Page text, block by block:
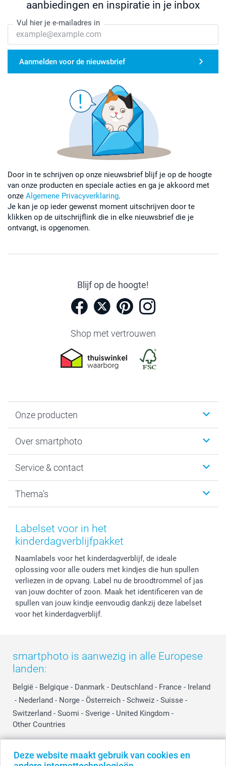
Deze website maakt gebruik van cookies en
stoom
Plaats het label met de tekst naar boven
Leg het transferpapier (inbegrepen) hier bovenop
Druk het ijzer stevig voor 5-10 seconden tegen het
label, hef vervolgens het strijkijzer voorzichtig
omhoog. Herhaal dit 3 keer.
Laat het label afkoelen en verwijder het transferpapier
Wacht vervolgens 8 uur na het aanbrengen met wassen
aanbiedingen en inspiratie in je inbox
Vul hier je e-mailadres in
Aanmelden voor de nieuwsbrief
Door in te schrijven op onze nieuwsbrief blijf je op de hoogte
van onze producten en speciale acties en ga je akkoord met
onze Algemene Privacyverklaring.
Je kan je op ieder gewenst moment uitschrijven door te
klikken op de uitschrijflink die in elke nieuwsbrief die je
ontvangt, is opgenomen.
Blijf op de hoogte!
Shop met vertrouwen
Onze producten
Fotoboeken
Fotocadeaus
Kaarten
Over smartphoto
Vacatures
Bestelproces
Herroepingsrecht
Privacy
Reviews
Prijslijst
Investor Relations
Service & contact
Tevredenheidsgarantie
Mijn orderstatus
smartbonus
service@smartphoto.nl
Affiliate partnerprogramma
Partnerships
Influencer partnerprogramma
Thema's
Baby
Moederdag
Huwelijk
Labelset voor in het
kinderdagverblijfpakket
Naamlabels voor het kinderdagverblijf, de ideale
oplossing voor alle ouders met kindjes die hun spullen
verliezen in de opvang. Label nu de broodtrommel of jas
van jouw dochter of zoon. Maak het identificeren van de
spullen van jouw kindje eenvoudig dankzij deze labelset
voor het kinderdagverblijf.
smartphoto is aanwezig in alle Europese
landen:
België - Belgique - Danmark - Deutschland - France - Ireland
- Nederland - Norge - Österreich - Schweiz - Suisse -
Switzerland - Suomi - Sverige - United Kingdom -
Other Countries
Alle prijzen zijn in EURO (€) inclusief BTW en exclusief verzendkosten.